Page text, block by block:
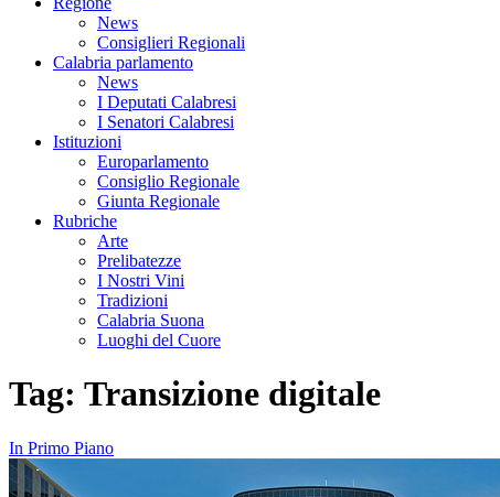
News
Consiglieri Regionali
Calabria parlamento
News
I Deputati Calabresi
I Senatori Calabresi
Istituzioni
Europarlamento
Consiglio Regionale
Giunta Regionale
Rubriche
Arte
Prelibatezze
I Nostri Vini
Tradizioni
Calabria Suona
Luoghi del Cuore
Tag: Transizione digitale
In Primo Piano